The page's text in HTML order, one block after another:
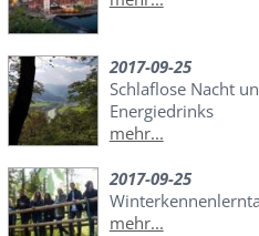
2017-09-25
Schlaflose Nacht
Energiedrinks
mehr...
2017-09-25
mehr...